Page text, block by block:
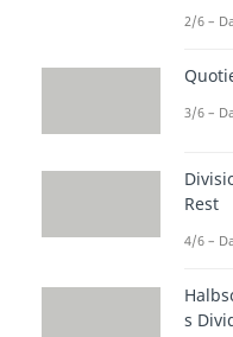
Frage
Die
sie
2/6 –
3/6 –
Rest
4/6 –
s